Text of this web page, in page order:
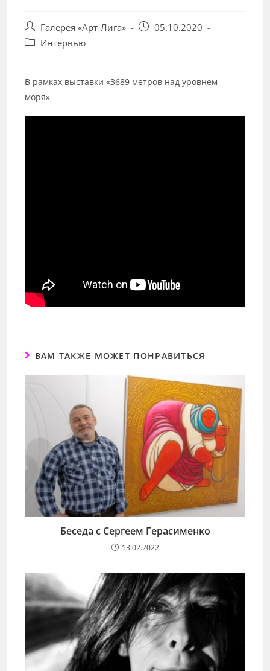
Post
author:
Галерея «Арт-Лига»
Запись05.10.2020
PostИнтервью
В рамках выставки «3689 метров над уровнем
моря»
ВАМ ТАКЖЕ МОЖЕТ ПОНРАВИТЬСЯ
Беседа с Сергеем Герасименко
13.02.2022